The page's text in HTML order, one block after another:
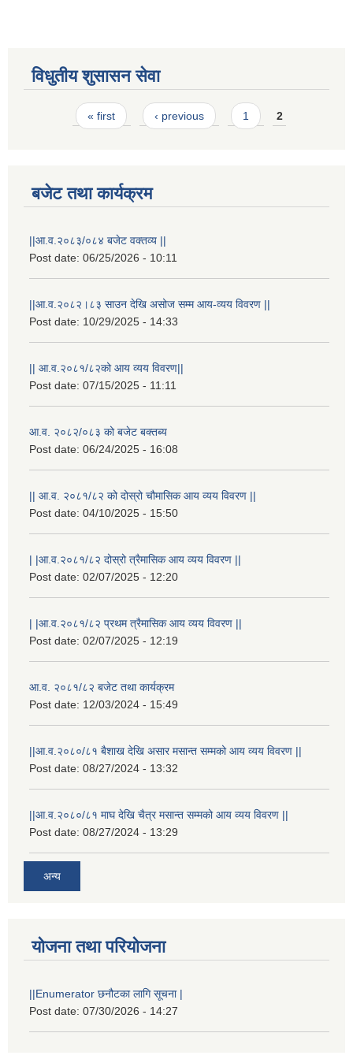
विधुतीय शुसासन सेवा
Pages« first ‹ previous 1 2
बजेट तथा कार्यक्रम
||आ.व.२०८३/०८४ बजेट वक्तव्य ||
Post date: 06/25/2026 - 10:11
||आ.व.२०८२।८३ साउन देखि असोज सम्म आय-व्यय विवरण ||
Post date: 10/29/2025 - 14:33
|| आ.व.२०८१/८२को आय व्यय विवरण||
Post date: 07/15/2025 - 11:11
आ.व. २०८२/०८३ को बजेट बक्तब्य
Post date: 06/24/2025 - 16:08
|| आ.व. २०८१/८२ को दोस्रो चौमासिक आय व्यय विवरण ||
Post date: 04/10/2025 - 15:50
| |आ.व.२०८१/८२ दोस्रो त्रैमासिक आय व्यय विवरण ||
Post date: 02/07/2025 - 12:20
| |आ.व.२०८१/८२ प्रथम त्रैमासिक आय व्यय विवरण ||
Post date: 02/07/2025 - 12:19
आ.व. २०८१/८२ बजेट तथा कार्यक्रम
Post date: 12/03/2024 - 15:49
||आ.व.२०८०/८१ बैशाख देखि असार मसान्त सम्मको आय व्यय विवरण ||
Post date: 08/27/2024 - 13:32
||आ.व.२०८०/८१ माघ देखि चैत्र मसान्त सम्मको आय व्यय विवरण ||
Post date: 08/27/2024 - 13:29
अन्य
योजना तथा परियोजना
||Enumerator छनौटका लागि सूचना |
Post date: 07/30/2026 - 14:27